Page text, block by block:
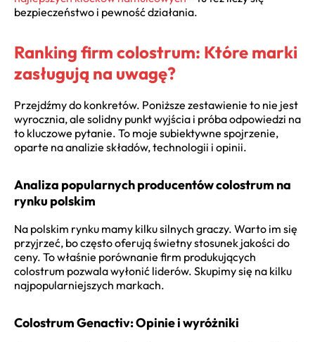
bezpieczeństwo i pewność działania.
Ranking firm colostrum: Które marki
zasługują na uwagę?
Przejdźmy do konkretów. Poniższe zestawienie to nie jest
wyrocznia, ale solidny punkt wyjścia i próba odpowiedzi na
to kluczowe pytanie. To moje subiektywne spojrzenie,
oparte na analizie składów, technologii i opinii.
Analiza popularnych producentów colostrum na
rynku polskim
Na polskim rynku mamy kilku silnych graczy. Warto im się
przyjrzeć, bo często oferują świetny stosunek jakości do
ceny. To właśnie porównanie firm produkujących
colostrum pozwala wyłonić liderów. Skupimy się na kilku
najpopularniejszych markach.
Colostrum Genactiv: Opinie i wyróżniki